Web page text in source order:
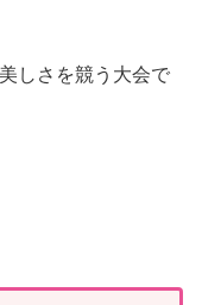
しさを競う大会で